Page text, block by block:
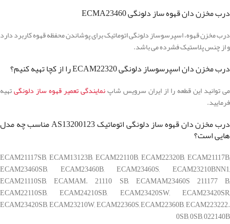
درب مخزن دان قهوه ساز دلونگی ECMA23460
درب مخزن قهوه، اسپرسوساز دلونگی اتوماتیک برای پوشاندن محفظه قهوه کاربرد دارد
و از چنس پلاستیک فشرده می باشد.
درب مخزن دان اسپرسوساز دلونگی ECAM22320 را از کچا تهیه کنیم؟
می توانید این قطعه را از ایران سرویس شاپنمایندگی تعمیر قهوه ساز دلونگیتهیه
فرمایید.
درب مخزن دان قهوه ساز دلونگی اتوماتیک AS13200123 مناسب چه مدل
هایی است؟
ECAM21117SB, ECAM13123B, ECAM22110B, ECAM22320B, ECAM21117B,
ECAM23460SB, ECAM23460B, ECAM23460S, ECAM23210BNN1,
ECAM21110SB, ECAMAM. 21110 SB, ECAMAM23460S 211177 B,
ECAM22110SB, ECAM24210SB, ECAM23420SW, ECAM23420SR,
ECAM23420SB, ECAM23210W, ECAM22360S, ECAM22360B, ECAM223222.
0SB, 0SB, 022140B